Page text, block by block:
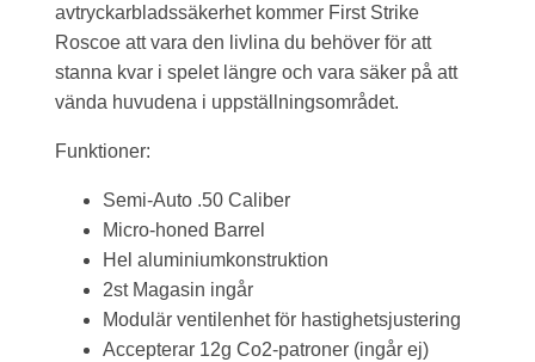
avtryckarbladssäkerhet kommer First Strike
Roscoe att vara den livlina du behöver för att
stanna kvar i spelet längre och vara säker på att
vända huvudena i uppställningsområdet.
Funktioner:
Semi-Auto .50 Caliber
Micro-honed Barrel
Hel aluminiumkonstruktion
2st Magasin ingår
Modulär ventilenhet för hastighetsjustering
Accepterar 12g Co2-patroner (ingår ej)